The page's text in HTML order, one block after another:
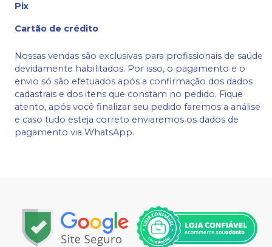
Pix
Cartão de crédito
Nossas vendas são exclusivas para profissionais de saúde
devidamente habilitados. Por isso, o pagamento e o
envio só são efetuados após a confirmação dos dados
cadastrais e dos itens que constam no pedido. Fique
atento, após você finalizar seu pedido faremos a análise
e caso tudo esteja correto enviaremos os dados de
pagamento via WhatsApp.